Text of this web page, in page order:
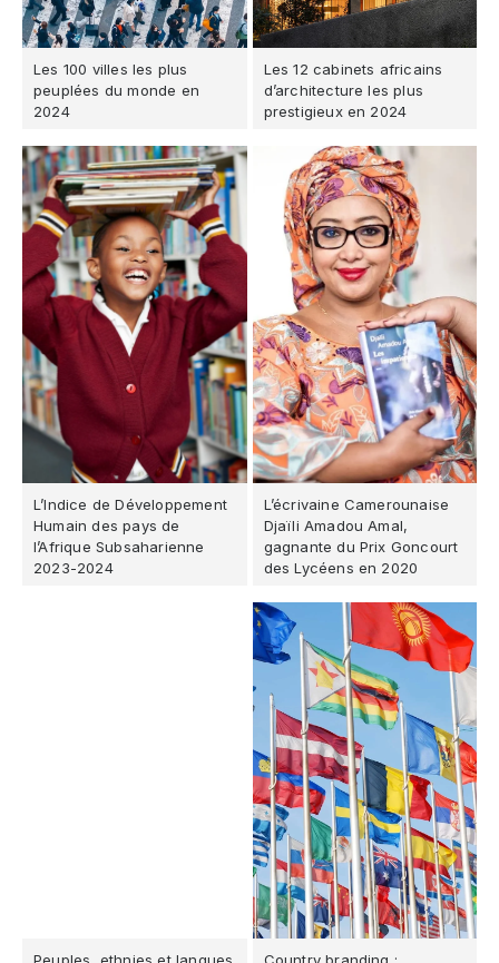
Les 100 villes les plus
peuplées du monde en
2024
Les 12 cabinets africains
d’architecture les plus
prestigieux en 2024
L’Indice de Développement
Humain des pays de
l’Afrique Subsaharienne
2023-2024
L’écrivaine Camerounaise
Djaïli Amadou Amal,
gagnante du Prix Goncourt
des Lycéens en 2020
Peuples, ethnies et langues Country branding :